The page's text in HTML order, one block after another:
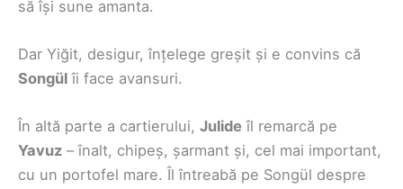
să își sune amanta.
Dar Yiğit, desigur, înțelege greșit și e convins că
Songül îi face avansuri.
În altă parte a cartierului, Julide îl remarcă pe
Yavuz – înalt, chipeș, șarmant și, cel mai important,
cu un portofel mare. Îl întreabă pe Songül despre